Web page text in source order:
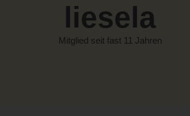
liesela
Mitglied seit fast 11 Jahren